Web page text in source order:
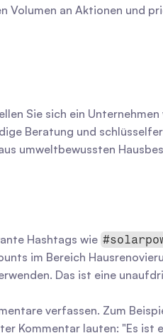
Volumen an Aktionen und
Sie sich ein
Beratung und
umweltbewussten
Hashtags wie
im Bereich
Das ist eine
verfassen. Zum
lauten: "Es ist